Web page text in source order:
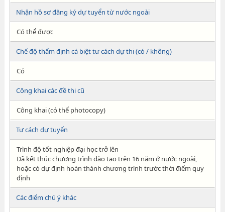
Nhận hồ sơ đăng ký dự tuyển từ nước ngoài
Có thể được
Chế độ thẩm định cá biệt tư cách dự thi (có / không)
Có
Công khai các đề thi cũ
Công khai (có thể photocopy)
Tư cách dự tuyển
Trình độ tốt nghiệp đại học trở lên
Đã kết thúc chương trình đào tạo trên 16 năm ở nước ngoài,
hoặc có dự định hoàn thành chương trình trước thời điểm quy
định
Các điểm chú ý khác